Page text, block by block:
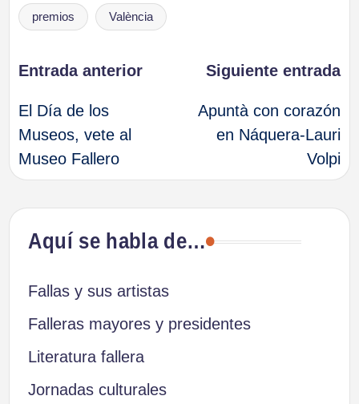
premios València
Navegación
de
entradas
Entrada anterior
El Día de los
Museos, vete al
Museo Fallero
Siguiente entrada
Apuntà con corazón
en Náquera-Lauri
Volpi
Aquí se habla de…
Fallas y sus artistas
Falleras mayores y presidentes
Literatura fallera
Jornadas culturales